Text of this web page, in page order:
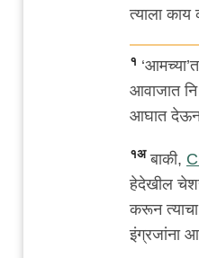
त्याला काय
१
आवाजात नि
आघात
१अ बाकी,
हेदेखील
करून त्याचा
इंग्रजांना